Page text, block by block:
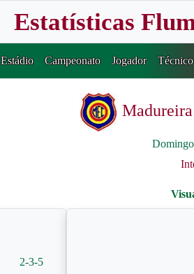
Estatísticas
Estádio Campeonato Jogador Técnico
2-3-5